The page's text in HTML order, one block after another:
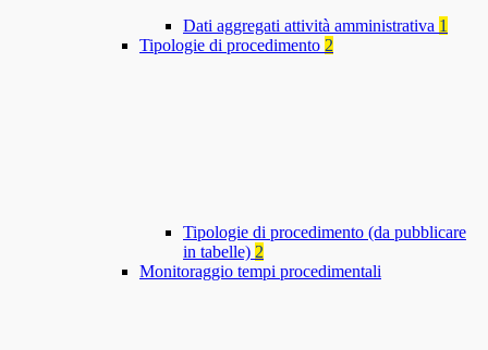
Dati aggregati attività amministrativa 1
Tipologie di procedimento 2
Tipologie di procedimento (da pubblicare
in tabelle) 2
Monitoraggio tempi procedimentali